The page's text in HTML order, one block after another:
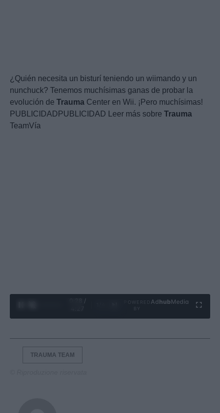
¿Quién necesita un bisturí teniendo un wiimando y un
nunchuck? Tenemos muchísimas ganas de probar la
evolución de Trauma Center en Wii. ¡Pero muchísimas!
PUBLICIDADPUBLICIDAD Leer más sobre Trauma
TeamVía
0:29 /
Ad hubMedia
TRAUMA TEAM